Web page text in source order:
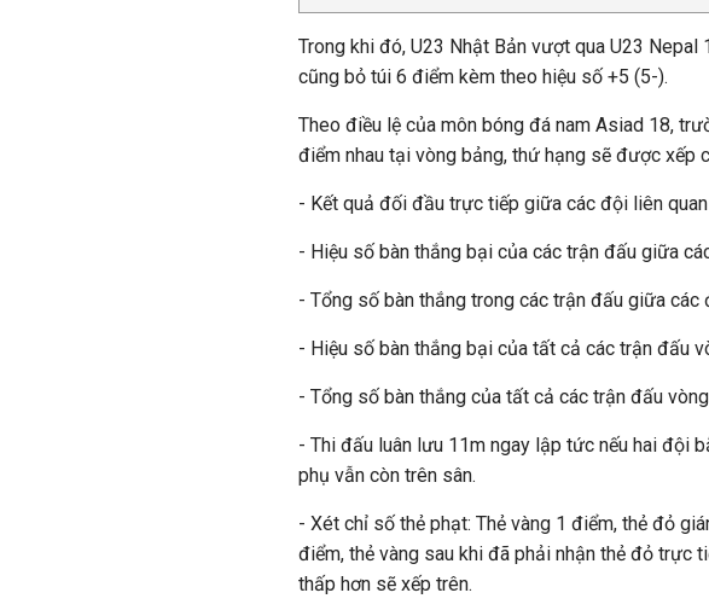
Trong khi đó, U23 Nhật Bản vượt qua U23
cũng bỏ túi 6 điểm kèm theo hiệu số +5 (5-).
Theo điều lệ của môn bóng đá nam Asiad 18,
điểm nhau tại vòng bảng, thứ hạng sẽ được xếp
- Kết quả đối đầu trực tiếp giữa các đội liên quan
- Hiệu số bàn thắng bại của các trận đấu giữa
- Tổng số bàn thắng trong các trận đấu giữa các
- Hiệu số bàn thắng bại của tất cả các trận đấu
- Tổng số bàn thắng của tất cả các trận đấu
- Thi đấu luân lưu 11m ngay lập tức nếu hai đội
phụ vẫn còn trên sân.
- Xét chỉ số thẻ phạt: Thẻ vàng 1 điểm, thẻ đỏ
điểm, thẻ vàng sau khi đã phải nhận thẻ đỏ trực
thấp hơn sẽ xếp trên.